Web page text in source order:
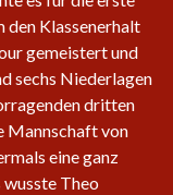
den Klassenerhalt
gemeistert und
sechs Niederlagen
dritten
Mannschaft von
eine ganz
Theo